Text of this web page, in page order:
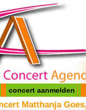
concert aanmelden
Matthanja